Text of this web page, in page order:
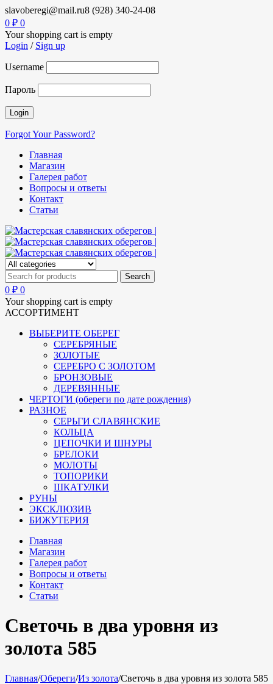
slavoberegi@mail.ru8 (928) 340-24-08
0 ₽ 0
Your shopping cart is empty
Login / Sign up
Username
Пароль
Forgot Your Password?
Главная
Магазин
Галерея работ
Вопросы и ответы
Контакт
Статьи
0 ₽ 0
Your shopping cart is empty
АССОРТИМЕНТ
ВЫБЕРИТЕ ОБЕРЕГ
СЕРЕБРЯНЫЕ
ЗОЛОТЫЕ
СЕРЕБРО С ЗОЛОТОМ
БРОНЗОВЫЕ
ДЕРЕВЯННЫЕ
ЧЕРТОГИ (обереги по дате рождения)
РАЗНОЕ
СЕРЬГИ СЛАВЯНСКИЕ
КОЛЬЦА
ЦЕПОЧКИ И ШНУРЫ
БРЕЛОКИ
МОЛОТЫ
ТОПОРИКИ
ШКАТУЛКИ
РУНЫ
ЭКСКЛЮЗИВ
БИЖУТЕРИЯ
Главная
Магазин
Галерея работ
Вопросы и ответы
Контакт
Статьи
Светочь в два уровня из
золота 585
Главная/Обереги/Из золота/Светочь в два уровня из золота 585